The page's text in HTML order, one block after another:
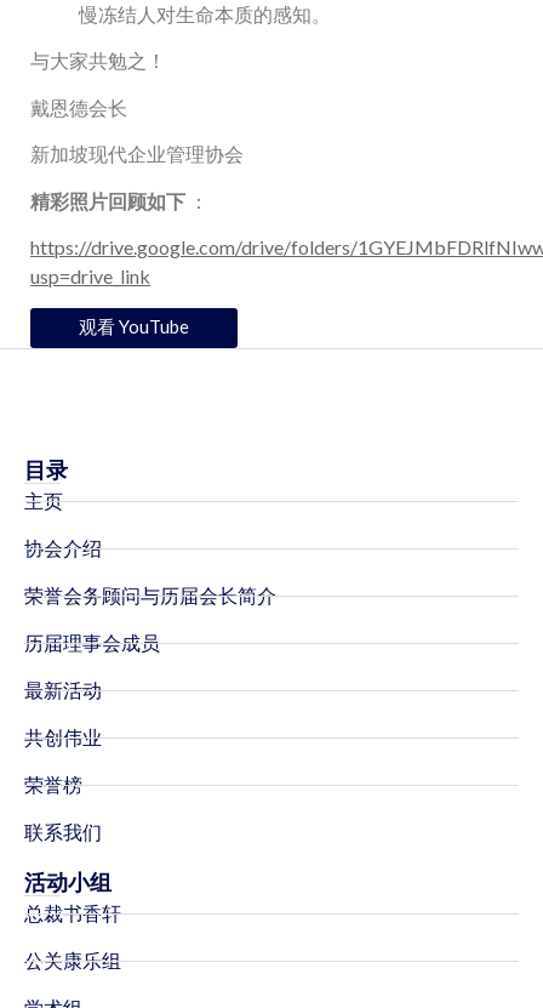
慢冻结人对生命本质的感知。
与大家共勉之！
戴恩德会长
新加坡现代企业管理协会
精彩照片回顾如下 ：
https://drive.google.com/drive/folders/
usp=drive_link
观看 YouTube
目录
主页
协会介绍
荣誉会务顾问与历届会长简介
历届理事会成员
最新活动
共创伟业
荣誉榜
联系我们
活动小组
总裁书香轩
公关康乐组